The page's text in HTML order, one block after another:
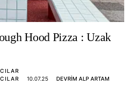
Hood Pizza : Uzak
10.07.25
DEVRIM ALP ARTAM